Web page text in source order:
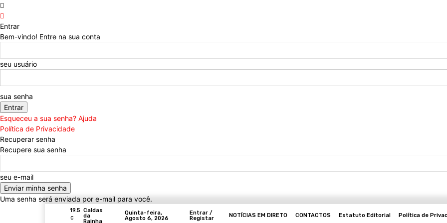
Entrar
Bem-vindo! Entre na sua conta
seu usuário
sua senha
Esqueceu a sua senha? Ajuda
Política de Privacidade
Recuperar senha
Recupere sua senha
seu e-mail
Uma senha será enviada por e-mail para você.
19.5
C
Caldas
da
Rainha
Quinta-feira,
Agosto 6, 2026
Entrar /
Registar
NOTÍCIAS EM DIRETO CONTACTOS Estatuto Editorial Política de